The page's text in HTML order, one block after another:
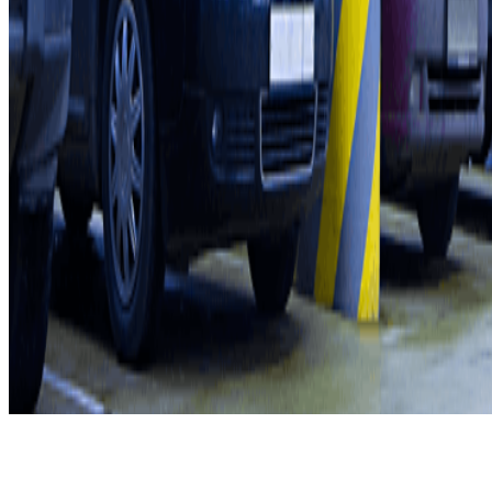
Contattaci
FAQ
Puoi utilizzare questi metodi di pagamento:
Condizioni contrattuali e di utilizzo
Termini di cancellazione
Politica sui cookies
Gestisci i cookie
Politica sulla privacy
Whistleblowing
©2026 Parclick. Tutti i diritti riservati